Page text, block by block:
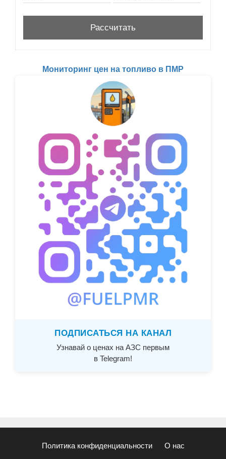
Мониторинг цен на топливо в ПМР
ПОДПИСАТЬСЯ НА КАНАЛ
Узнавай о ценах на АЗС первым
в Telegram!
Политика конфиденциальности О нас